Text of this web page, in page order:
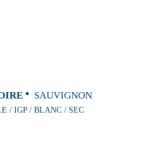
SAUVIGNON
/ IGP / BLANC / SEC